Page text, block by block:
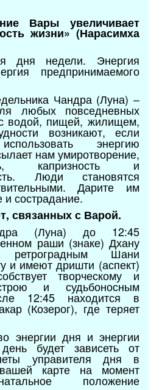
Вары увеличивает
жизни» (Нарасимха
дня недели. Энергия
предпринимаемого
Чандра (Луна) –
любых повседневных
водой, пищей, жилищем,
возникают, если
энергию
нам умиротворение,
капризность и
Люди становятся
Дарите им
и сострадание.
связанных с Варой.
(Луна) до 12:45
раши (знаке) Дхану
Шани
и имеют дришти (аспект)
творческому и
и судьбоносным
12:45 находится в
(Козерог), где теряет
энергии дня и энергии
будет зависеть от
управителя дня в
карте на момент
положение